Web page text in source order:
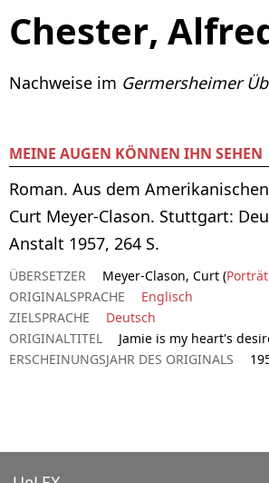
Chester,
Nachweise im Germersheimer
MEINE AUGEN KÖNNEN IHN SEHEN
Roman. Aus dem
Curt Meyer-Clason. Stuttgart:
Anstalt 1957, 264 S.
ÜBERSETZER Meyer-Clason, Curt (Porträt
ORIGINALSPRACHE
Englisch
ZIELSPRACHE
Deutsch
ORIGINALTITEL
Jamie is my heart's
ERSCHEINUNGSJAHR DES ORIGINALS